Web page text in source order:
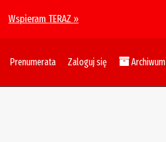
Wspieram TERAZ »
Prenumerata Zaloguj się Archiwum